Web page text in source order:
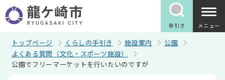
の
ペ
早引き メニュー
トップページ くらしの手引き 施設案内
公園
よくある質問（文化・スポーツ施設）
公園でフリーマーケットを行いたいのですが